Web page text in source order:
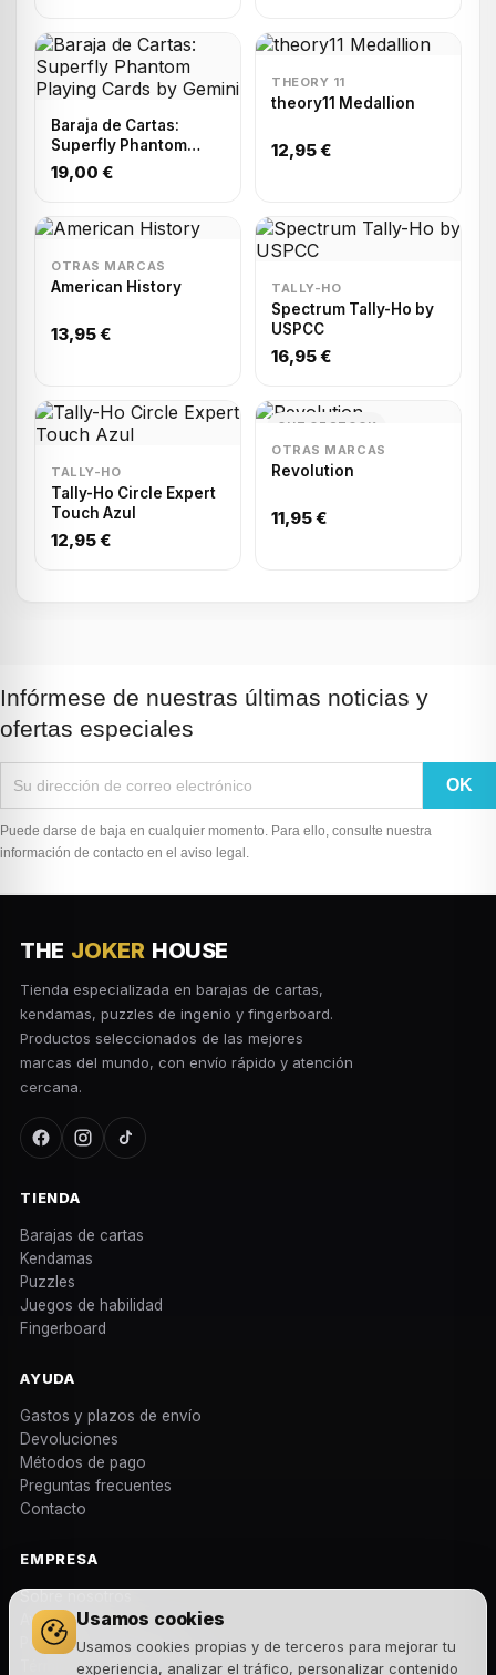
Usamos cookies
Usamos cookies propias y de terceros para mejorar tu
experiencia, analizar el tráfico, personalizar contenido
Baraja de Cartas:
Superfly Phantom
Playing Cards by
Gemini
19,00 €
THEORY 11
theory11 Medallion
12,95 €
OTRAS MARCAS
American History
13,95 €
TALLY-HO
Spectrum Tally-Ho by
USPCC
16,95 €
TALLY-HO
Tally-Ho Circle Expert
Touch Azul
12,95 €
OUT OF STOCK
OTRAS MARCAS
Revolution
11,95 €
Infórmese de nuestras últimas noticias y
ofertas especiales
Puede darse de baja en cualquier momento. Para ello, consulte nuestra
información de contacto en el aviso legal.
THE JOKER HOUSE
Tienda especializada en barajas de cartas,
kendamas, puzzles de ingenio y fingerboard.
Productos seleccionados de las mejores
marcas del mundo, con envío rápido y atención
cercana.
TIENDA
Barajas de cartas
Kendamas
Puzzles
Juegos de habilidad
Fingerboard
AYUDA
Gastos y plazos de envío
Devoluciones
Métodos de pago
Preguntas frecuentes
Contacto
EMPRESA
Sobre nosotros
Aviso legal
Política de privacidad
Términos y condiciones